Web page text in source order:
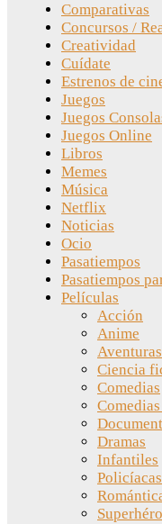
Comparativas
Concursos /
Creatividad
Cuídate
Estrenos de
Juegos
Juegos
Juegos Online
Libros
Memes
Música
Netflix
Noticias
Ocio
Pasatiempos
Pasatiempos
Películas
Acción
Anime
Aventuras
Ciencia
Comedias
Dramas
Infantiles
Policíacas